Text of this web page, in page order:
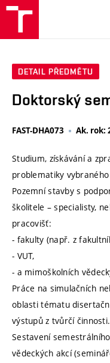
DETAIL PŘEDMĚTU
Doktorský
FAST-DHA073 Ak. rok:
Studium, získávání a
problematiky
Pozemní stavby s
školitele – specialisty,
pracovišť:
- fakulty (např. z
- VUT,
- a mimoškolních
Práce na simulačních
oblasti tématu
výstupů z tvůrčí činnosti.
Sestavení
vědeckých akcí